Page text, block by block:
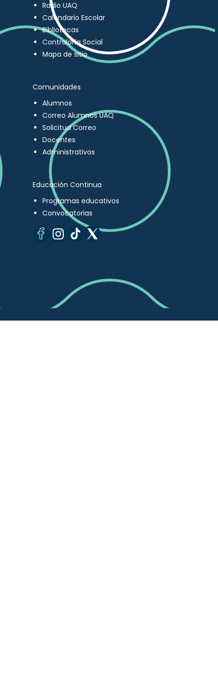
Radio UAQ
Calendario Escolar
Bibliotecas
Contraloría Social
Mapa de sitio
Comunidades
Alumnos
Correo Alumnos UAQ
Solicitud Correo
Docentes
Administrativos
Educación Continua
Programas educativos
Convocatorias